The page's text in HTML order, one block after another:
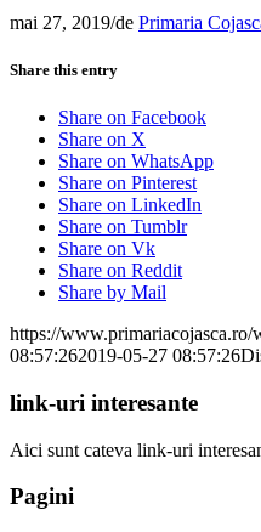
mai 27, 2019/de Primaria
Share this entry
Share on Facebook
Share on X
Share on WhatsApp
Share on Pinterest
Share on LinkedIn
Share on Tumblr
Share on Vk
Share on Reddit
Share by Mail
https://
08:57:262019-05-27 08:57:26
link-uri interesante
Aici sunt cateva link-uri
Pagini